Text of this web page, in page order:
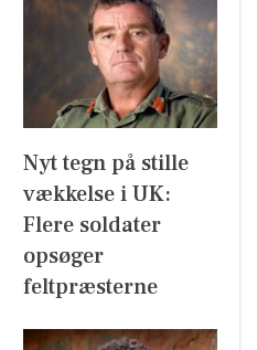
Nyt tegn på stille
vækkelse i UK:
Flere soldater
opsøger
feltpræsterne